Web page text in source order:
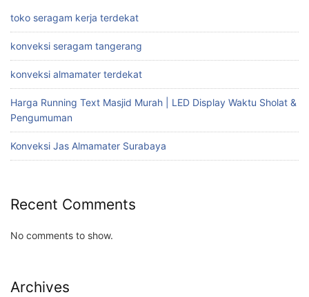
toko seragam kerja terdekat
konveksi seragam tangerang
konveksi almamater terdekat
Harga Running Text Masjid Murah | LED Display Waktu Sholat &
Pengumuman
Konveksi Jas Almamater Surabaya
Recent Comments
No comments to show.
Archives